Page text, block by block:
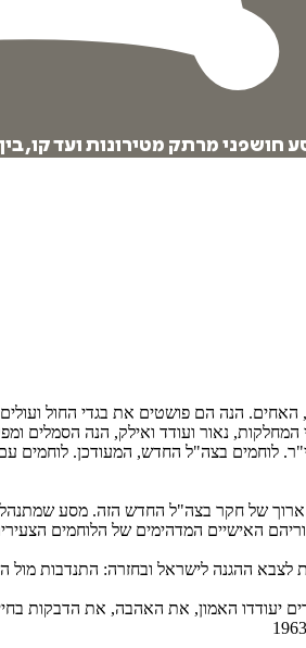
חושפני מרתק מטירונות ועד קו,
הנה הם פושטים את בגדי החול
נאור ועודד ואילק, הנה הסמלים
לוחמים בצה"ל החדש, המעודכן. לוחמים
האישיים המדהימים של הלוחמים
ההגנה לישראל ובחזרה: התנדבות מול
יעודדו האמון, את האהבה, את הדבקות